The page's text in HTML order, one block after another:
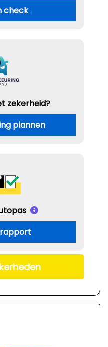
check
zekerheid?
plannen
rapport